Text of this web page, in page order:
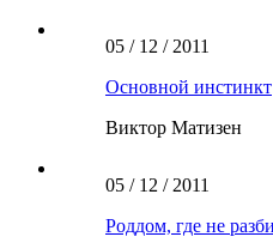
05 / 12 / 2011
Основной инстинкт
Виктор Матизен
05 / 12 / 2011
Роддом, где не